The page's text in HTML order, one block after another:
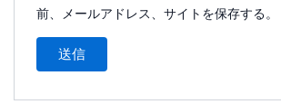
前、メールアドレス、サイトを保存する。